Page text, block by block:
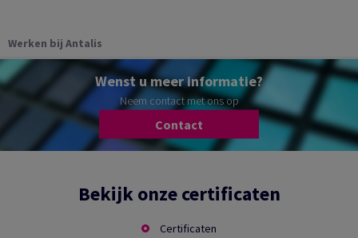
Werken bij Antalis
Wenst u meer informatie?
Neem contact met ons op
Contact
Bekijk onze certificaten
Certificaten